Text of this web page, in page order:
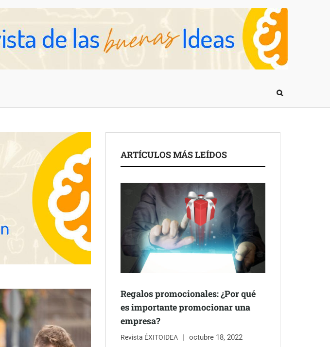
ARTÍCULOS MÁS LEÍDOS
Regalos promocionales: ¿Por qué
es importante promocionar una
empresa?
Revista ÉXITOIDEA octubre 18, 2022